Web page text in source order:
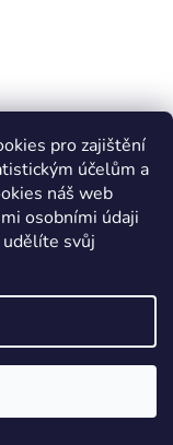
pro zajištění
účelům a
náš web
osobními údaji
svůj